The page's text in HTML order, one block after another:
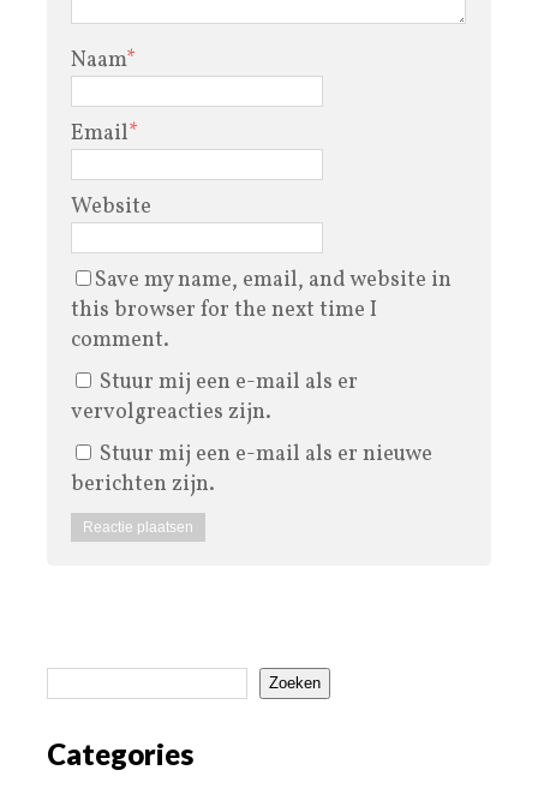
Naam*
Email*
Website
Save my name, email, and website in
this browser for the next time I
comment.
Stuur mij een e-mail als er
vervolgreacties zijn.
Stuur mij een e-mail als er nieuwe
berichten zijn.
Zoeken
Categories